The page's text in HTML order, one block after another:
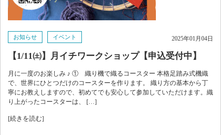
お知らせ イベント 2025年01月04日
【1/11㈯】月イチワークショップ【申込受付中】
月に一度のお楽しみ ♪ ① 織り機で織るコースター 本格足踏み式機織
で、世界にひとつだけのコースターを作ります。 織り方の基本から丁
寧にお教えしますので、初めてでも安心して参加していただけます。織
り上がったコースターは、 […]
[続きを読む]